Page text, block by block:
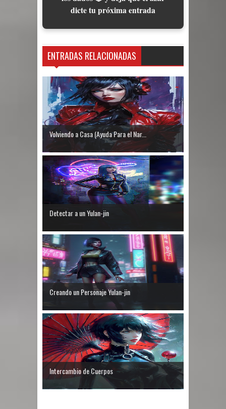
dicte tu próxima entrada
ENTRADAS RELACIONADAS
Volviendo a Casa (Ayuda Para el Nar...
Detectar a un Yulan-jin
Creando un Personaje Yulan-jin
Intercambio de Cuerpos